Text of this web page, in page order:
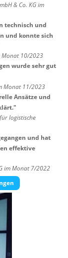
& Co. KG im
technisch und
und konnte sich
Monat 10/2023
wurde sehr gut
Monat 11/2023
Ansätze und
"
logistische
und hat
effektive
im Monat 7/2022